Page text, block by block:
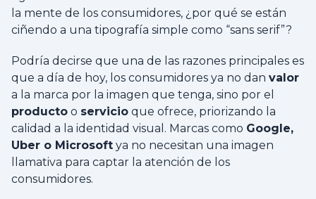
la mente de los consumidores, ¿por qué se están
ciñendo a una tipografía simple como “sans serif”?
Podría decirse que una de las razones principales es
que a día de hoy, los consumidores ya no dan valor
a la marca por la imagen que tenga, sino por el
producto o servicio que ofrece, priorizando la
calidad a la identidad visual. Marcas como Google,
Uber o Microsoft ya no necesitan una imagen
llamativa para captar la atención de los
consumidores.